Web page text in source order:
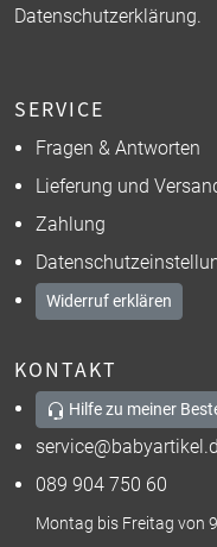
Datenschutzerklärung.
SERVICE
Fragen & Antworten
Lieferung und
Zahlung
Widerruf erklären
KONTAKT
Hilfe zu meiner
089 904 750 60
Montag bis Freitag von